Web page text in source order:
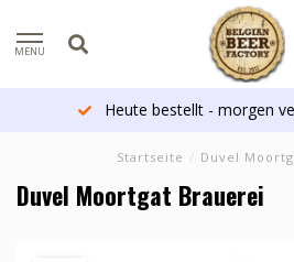
MENU
Heute bestellt - morgen
Startseite / Duvel
Duvel Moortgat Brauerei